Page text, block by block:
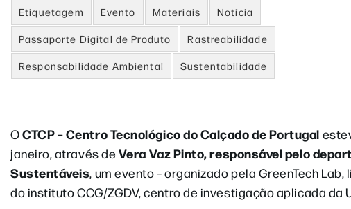
Etiquetagem Evento Materiais Notícia
Passaporte Digital de Produto Rastreabilidade
Responsabilidade Ambiental Sustentabilidade
OCTCP – Centro Tecnológico do Calçado de Portugal
janeiro, através de Vera Vaz Pinto, responsável pelo
Sustentáveis, um evento – organizado pela GreenTech
do instituto CCG/ZGDV, centro de investigação aplicada da